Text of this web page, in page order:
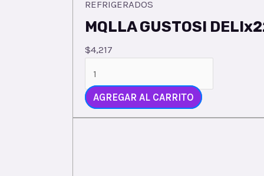
REFRIGERADOS
MQLLA GUSTOSI
$4,217
GUSTOSI
DELIx220
quantity
AGREGAR AL CARRITO